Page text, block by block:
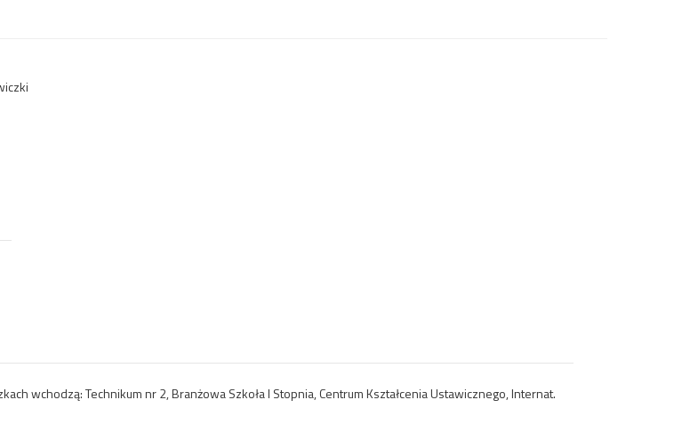
wchodzą: Technikum nr 2, Branżowa Szkoła I Stopnia, Centrum Kształcenia Ustawicznego, Internat.